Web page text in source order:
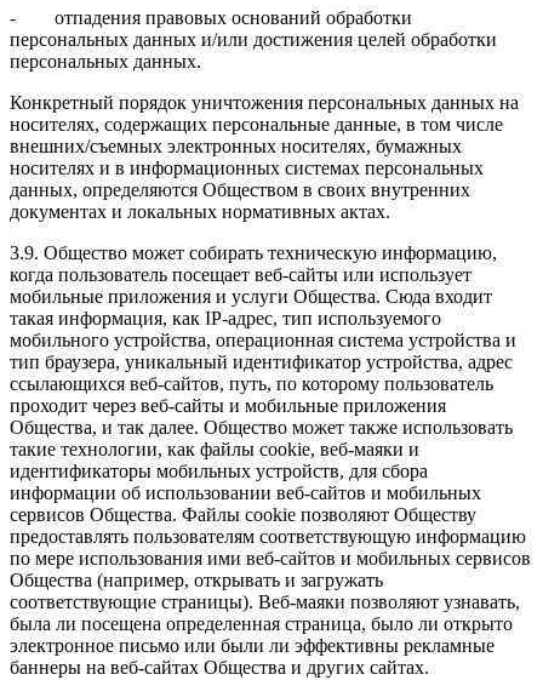
- отпадения правовых оснований обработки
персональных данных и/или достижения целей обработки
персональных данных.
Конкретный порядок уничтожения персональных данных на
носителях, содержащих персональные данные, в том числе
внешних/съемных электронных носителях, бумажных
носителях и в информационных системах персональных
данных, определяются Обществом в своих внутренних
документах и локальных нормативных актах.
3.9. Общество может собирать техническую информацию,
когда пользователь посещает веб-сайты или использует
мобильные приложения и услуги Общества. Сюда входит
такая информация, как IP-адрес, тип используемого
мобильного устройства, операционная система устройства и
тип браузера, уникальный идентификатор устройства, адрес
ссылающихся веб-сайтов, путь, по которому пользователь
проходит через веб-сайты и мобильные приложения
Общества, и так далее. Общество может также использовать
такие технологии, как файлы cookie, веб-маяки и
идентификаторы мобильных устройств, для сбора
информации об использовании веб-сайтов и мобильных
сервисов Общества. Файлы cookie позволяют Обществу
предоставлять пользователям соответствующую информацию
по мере использования ими веб-сайтов и мобильных сервисов
Общества (например, открывать и загружать
соответствующие страницы). Веб-маяки позволяют узнавать,
была ли посещена определенная страница, было ли открыто
электронное письмо или были ли эффективны рекламные
баннеры на веб-сайтах Общества и других сайтах.